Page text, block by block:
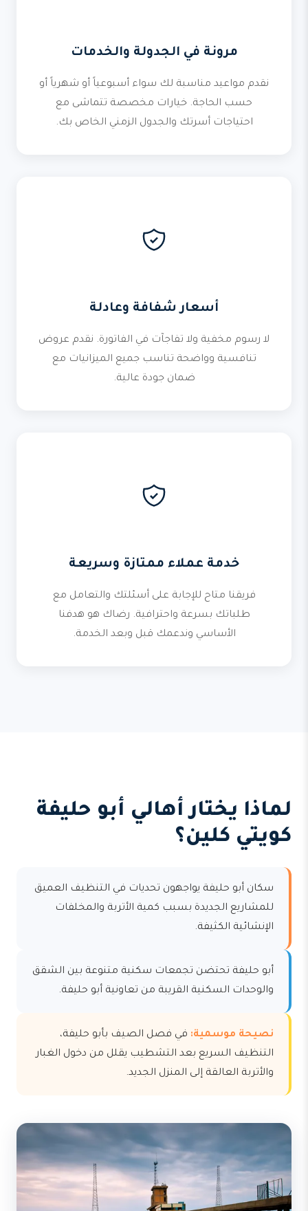
مرونة في الجدولة والخدمات
نقدم مواعيد مناسبة لك سواء أسبوعياً أو شهرياً أو
حسب الحاجة. خيارات مخصصة تتماشى مع
احتياجات أسرتك والجدول الزمني الخاص بك.
أسعار شفافة وعادلة
لا رسوم مخفية ولا تفاجآت في الفاتورة. نقدم عروض
تنافسية وواضحة تناسب جميع الميزانيات مع
ضمان جودة عالية.
خدمة عملاء ممتازة وسريعة
فريقنا متاح للإجابة على أسئلتك والتعامل مع
طلباتك بسرعة واحترافية. رضاك هو هدفنا
الأساسي وندعمك قبل وبعد الخدمة.
لماذا يختار أهالي أبو حليفة
كويتي كلين؟
سكان أبو حليفة يواجهون تحديات في التنظيف العميق
للمشاريع الجديدة بسبب كمية الأتربة والمخلفات
الإنشائية الكثيفة.
أبو حليفة تحتضن تجمعات سكنية متنوعة بين الشقق
والوحدات السكنية القريبة من تعاونية أبو حليفة.
نصيحة موسمية: في فصل الصيف بأبو حليفة،
التنظيف السريع بعد التشطيب يقلل من دخول الغبار
والأتربة العالقة إلى المنزل الجديد.